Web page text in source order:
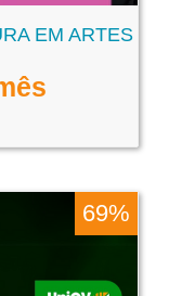
EM ARTES
69%